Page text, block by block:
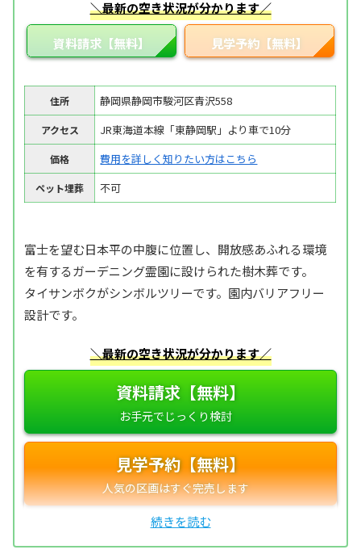
＼最新の空き状況が分かります／
資料請求【無料】 見学予約【無料】
住所 静岡県静岡市駿河区青沢558
アクセス JR東海道本線「東静岡駅」より車で10分
価格 費用を詳しく知りたい方はこちら
ペット埋葬 不可
富士を望む日本平の中腹に位置し、開放感あふれる環境
を有するガーデニング霊園に設けられた樹木葬です。
タイサンボクがシンボルツリーです。園内バリアフリー
設計です。
＼最新の空き状況が分かります／
資料請求【無料】
見学予約【無料】